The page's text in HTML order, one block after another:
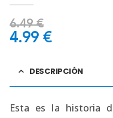
6.49€
4.99 €
DESCRIPCIÓN
Esta es la historia